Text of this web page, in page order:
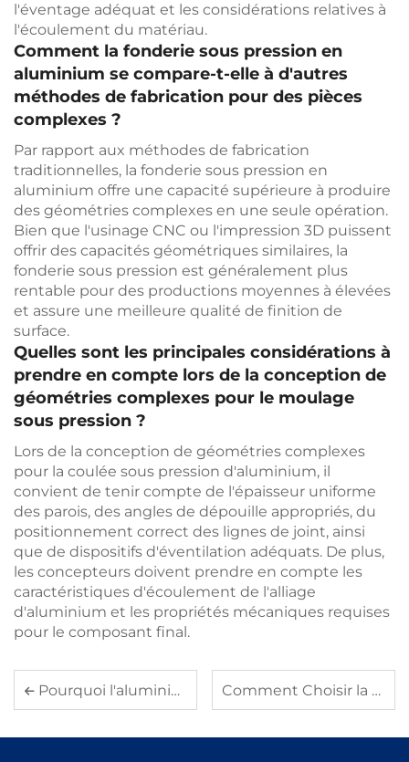
l'éventage adéquat et les considérations relatives à
l'écoulement du matériau.
Comment la fonderie sous pression en
aluminium se compare-t-elle à d'autres
méthodes de fabrication pour des pièces
complexes ?
Par rapport aux méthodes de fabrication
traditionnelles, la fonderie sous pression en
aluminium offre une capacité supérieure à produire
des géométries complexes en une seule opération.
Bien que l'usinage CNC ou l'impression 3D puissent
offrir des capacités géométriques similaires, la
fonderie sous pression est généralement plus
rentable pour des productions moyennes à élevées
et assure une meilleure qualité de finition de
surface.
Quelles sont les principales considérations à
prendre en compte lors de la conception de
géométries complexes pour le moulage
sous pression ?
Lors de la conception de géométries complexes
pour la coulée sous pression d'aluminium, il
convient de tenir compte de l'épaisseur uniforme
des parois, des angles de dépouille appropriés, du
positionnement correct des lignes de joint, ainsi
que de dispositifs d'éventilation adéquats. De plus,
les concepteurs doivent prendre en compte les
caractéristiques d'écoulement de l'alliage
d'aluminium et les propriétés mécaniques requises
pour le composant final.
Pourquoi l'aluminium est-il le matériau privilégié pour les dissipateurs thermiques dans l'électronique Comment Choisir la Bonne Technique d'Usinage pour les Pièces en Aluminium